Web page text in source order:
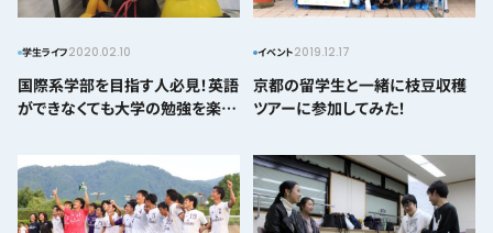
学生ライフ2020.02.10
国際系学部を目指す人必見！英語
ができなくても大学の勉強を楽し
イベント2019.12.17
京都の留学生と一緒に枝豆収穫
ツアーに参加してみた！